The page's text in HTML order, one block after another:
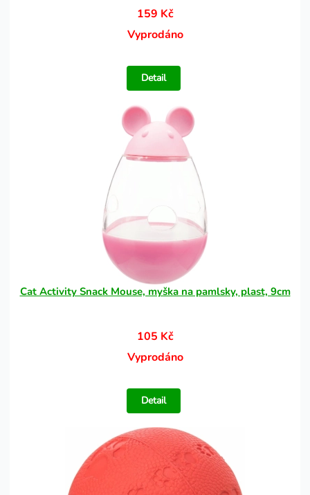
159 Kč
Vyprodáno
Detail
Cat Activity Snack Mouse, myška na pamlsky, plast, 9cm
105 Kč
Vyprodáno
Detail